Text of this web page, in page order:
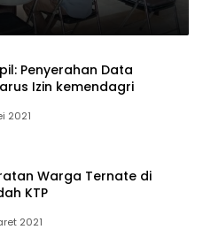
Penyerahan Data
Izin kemendagri
2021
Warga Ternate di
KTP
2021